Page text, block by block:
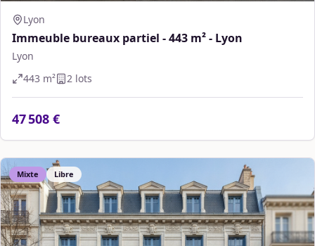
Lyon
Immeuble bureaux partiel - 443 m² - Lyon
Lyon
443 m² 2 lots
47 508 €
Mixte Libre